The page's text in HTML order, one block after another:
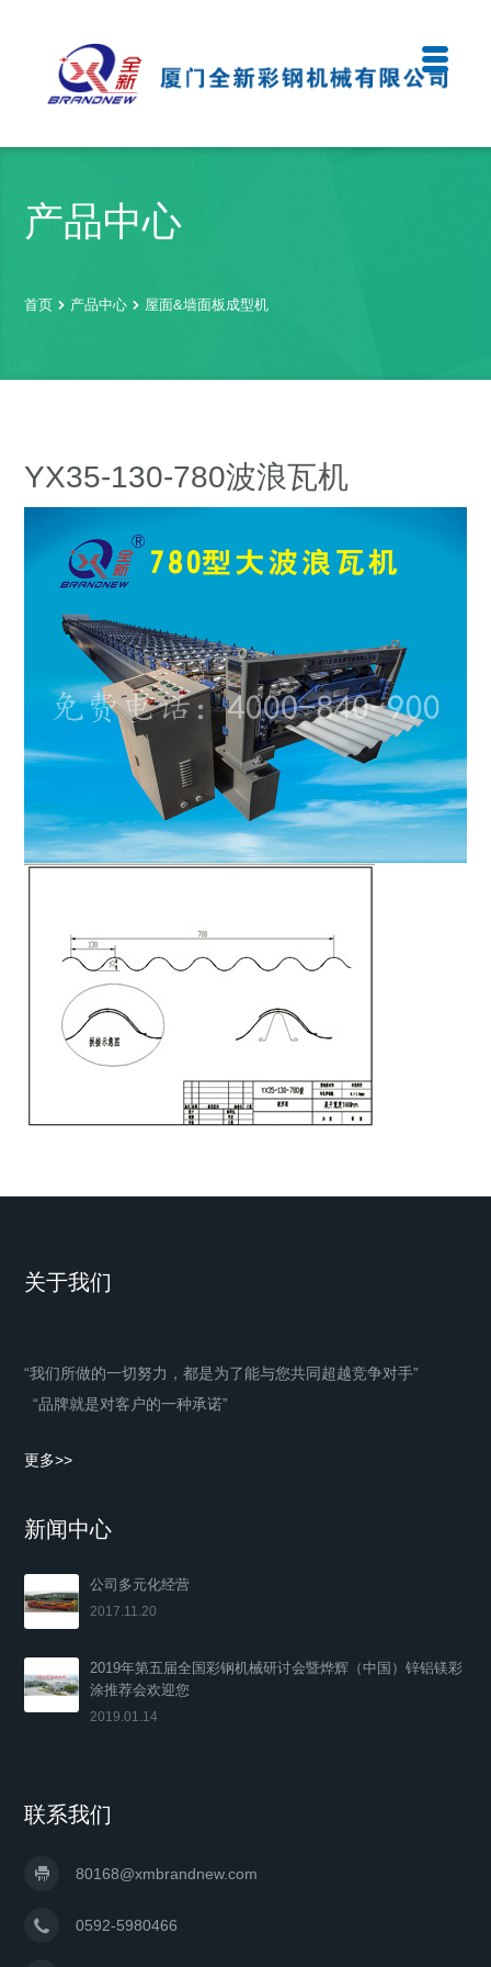
产品中心
首页 产品中心 屋面&墙面板成型机
YX35-130-780波浪瓦机
关于我们
“我们所做的一切努力，都是为了能与您共同超越竞争对手”
“品牌就是对客户的一种承诺”
更多>>
新闻中心
公司多元化经营
2017.11.20
2019年第五届全国彩钢机械研讨会暨烨辉（中国）锌铝镁彩
涂推荐会欢迎您
2019.01.14
联系我们
80168@xmbrandnew.com
0592-5980466